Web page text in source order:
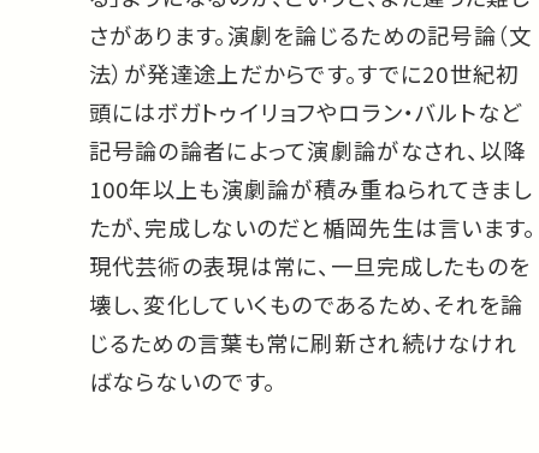
さがあります。演劇を論じるための記号論（文
法）が発達途上だからです。すでに20世紀初
頭にはボガトゥイリョフやロラン・バルトなど
記号論の論者によって演劇論がなされ、以降
100年以上も演劇論が積み重ねられてきまし
たが、完成しないのだと楯岡先生は言います。
現代芸術の表現は常に、一旦完成したものを
壊し、変化していくものであるため、それを論
じるための言葉も常に刷新され続けなけれ
ばならないのです。